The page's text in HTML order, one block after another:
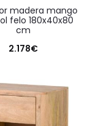
felo 180x40x80
cm
2.178€